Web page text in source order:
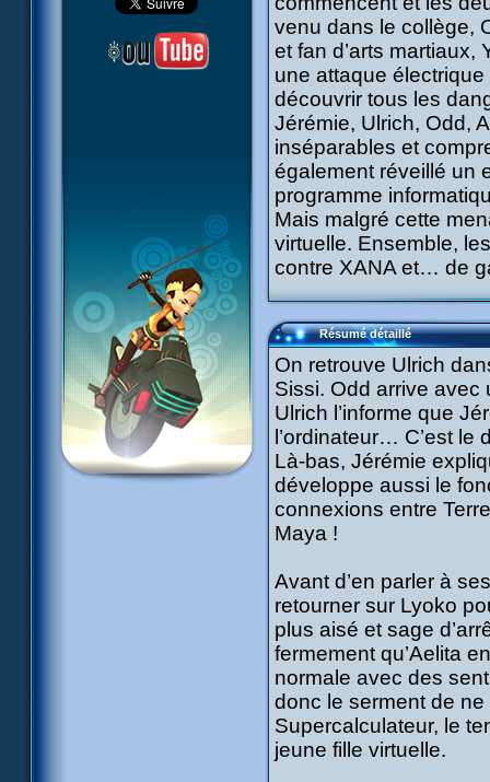
venu dans le collège,
et fan d’arts martiaux,
une attaque
découvrir tous les
Jérémie, Ulrich, Odd,
inséparables et
également réveillé un
programme
Mais malgré cette
virtuelle. Ensemble,
contre XANA et… de
Résumé détaillé
On retrouve Ulrich
Sissi. Odd arrive avec
Ulrich l’informe que
l’ordinateur… C’est
Là-bas, Jérémie
développe aussi le
connexions entre
Maya !
Avant d’en parler à
retourner sur Lyoko
plus aisé et sage
fermement qu’Aelita
normale avec des
donc le serment de
Supercalculateur, le
jeune fille virtuelle.